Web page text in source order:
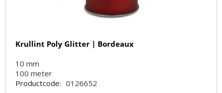
Krullint Poly Glitter | Bordeaux
10 mm
100 meter
Productcode: 0126652